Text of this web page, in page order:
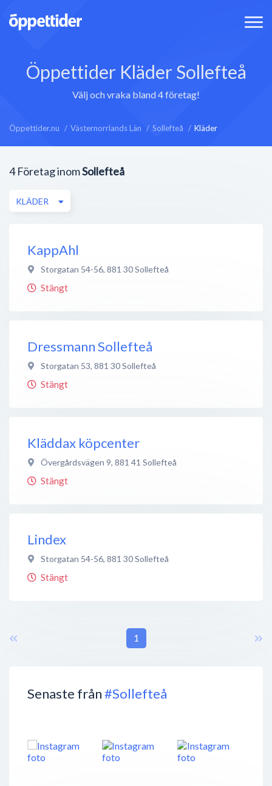
Öppettider Kläder Sollefteå
Välj och vraka bland 4 företag!
Öppettider.nu Västernorrlands Län Sollefteå Kläder
Senaste från#Sollefteå
4 Företag inomSollefteå
KLÄDER
KappAhl
Storgatan 54-56, 881 30Sollefteå
Stängt
Dressmann Sollefteå
Storgatan 53, 881 30Sollefteå
Stängt
Kläddax köpcenter
Övergårdsvägen 9, 881 41 Sollefteå
Stängt
Lindex
Storgatan 54-56, 881 30Sollefteå
Stängt
1